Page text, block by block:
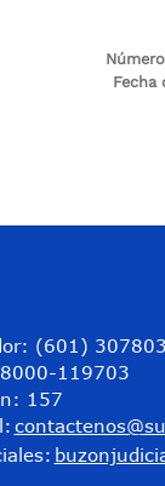
Fecha
(601)
119703
157